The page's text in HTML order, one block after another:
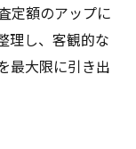
定額のアップに
理し、客観的な
最大限に引き出